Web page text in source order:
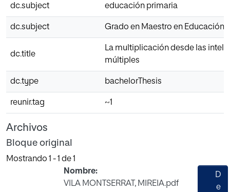
dc.subject educación primaria
dc.subject Grado en Maestro en Educación
dc.title
La multiplicación desde las
múltiples
dc.type bachelorThesis
reunir.tag ~1
Archivos
Bloque original
Mostrando 1 - 1 de 1
Nombre:
VILA MONTSERRAT, MIREIA.pdf
D
e